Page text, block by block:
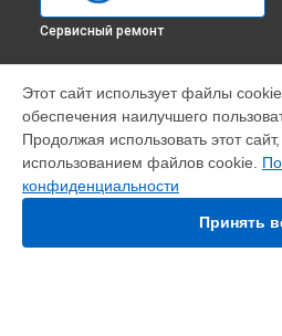
Сервисный ремонт
Варочная панель
Духовой шкаф
Кухонная плита
Микроволновая печь
Этот сайт использует файлы
обеспечения наилучшего
Продолжая использовать этот
использованием файлов cookie.
конфиденциальности
Принять